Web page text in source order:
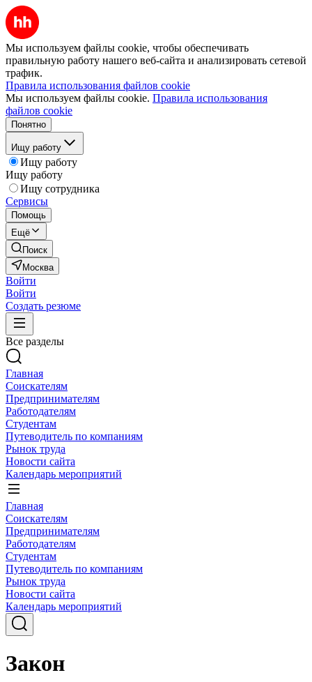
Мы используем файлы cookie, чтобы обеспечивать
правильную работу нашего веб-сайта и анализировать сетевой
трафик.
Правила использования файлов cookie
Мы используем файлы cookie. Правила использования
файлов cookie
Понятно
Ищу работу
Ищу работу
Ищу работу
Ищу сотрудника
Сервисы
Помощь
Ещё
Поиск
Москва
Войти
Войти
Создать резюме
Все разделы
Главная
Соискателям
Предпринимателям
Работодателям
Студентам
Путеводитель по компаниям
Рынок труда
Новости сайта
Календарь мероприятий
Главная
Соискателям
Предпринимателям
Работодателям
Студентам
Путеводитель по компаниям
Рынок труда
Новости сайта
Календарь мероприятий
Закон